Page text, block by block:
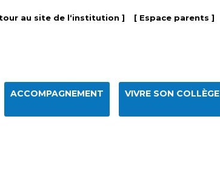
au site de l‘institution ] [ Espace parents ]
ACCOMPAGNEMENT VIVRE SON COLLÈGE